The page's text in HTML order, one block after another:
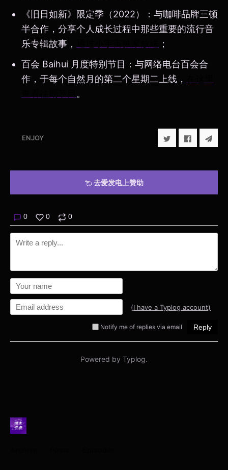
《旧日如新》限定季（2022）：与咖啡品牌三顿
半合作，分享个人成长过程中那些重要的流行音
乐专辑故事，
；
百会 Baihui 月度特别节目：与网络电台百会合
作，于每个自然月的第二个星期二上线，
。
ENJOY
去爱发电上赞助